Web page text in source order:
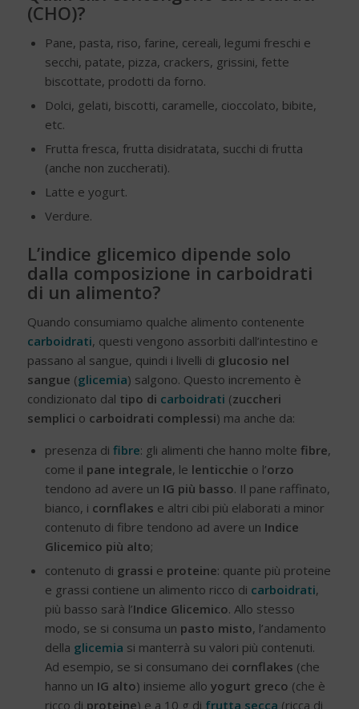
(CHO)?
Pane, pasta, riso, farine, cereali, legumi freschi e
secchi, patate, pizza, crackers, grissini, fette
biscottate, prodotti da forno.
Dolci, gelati, biscotti, caramelle, cioccolato, bibite,
etc.
Frutta fresca, frutta disidratata, succhi di frutta
(anche non zuccherati).
Latte e yogurt.
Verdure.
L’indice glicemico dipende solo
dalla composizione in carboidrati
di un alimento?
Quando consumiamo qualche alimento contenente
carboidrati, questi vengono assorbiti dall’intestino e
passano al sangue, quindi i livelli di glucosio nel
sangue (glicemia) salgono. Questo incremento è
condizionato dal tipo di carboidrati (zuccheri
semplici o carboidrati complessi) ma anche da:
presenza di fibre: gli alimenti che hanno molte fibre,
come il pane integrale, le lenticchie o l’orzo
tendono ad avere un IG più basso. Il pane raffinato,
bianco, i cornflakes e altri cibi più elaborati a minor
contenuto di fibre tendono ad avere un Indice
Glicemico più alto;
contenuto di grassi e proteine: quante più proteine
e grassi contiene un alimento ricco di carboidrati,
più basso sarà l’Indice Glicemico. Allo stesso
modo, se si consuma un pasto misto, l’andamento
della glicemia si manterrà su valori più contenuti.
Ad esempio, se si consumano dei cornflakes (che
hanno un IG alto) insieme allo yogurt greco (che è
ricco di proteine) e a 10 g di frutta secca (ricca di